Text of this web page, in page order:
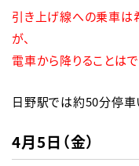
引き上げ線への乗車は
が、
電車から降りることは
日野駅では約50分停車
4月5日（金）